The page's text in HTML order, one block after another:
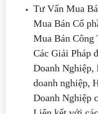
Tư Vấn Mua
Mua Bán Cổ
Mua Bán Công
Các Giải Pháp
Doanh Nghiệp,
doanh nghiệp,
Doanh Nghiệp